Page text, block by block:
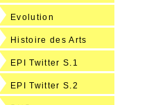
Evolution
Histoire des Arts
EPI Twitter S.1
EPI Twitter S.2